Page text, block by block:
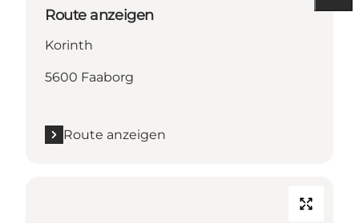
Route anzeigen
Korinth
5600 Faaborg
Route anzeigen